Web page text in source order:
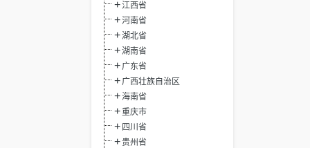
江西省
河南省
湖北省
湖南省
广东省
广西壮族自治区
海南省
重庆市
四川省
贵州省